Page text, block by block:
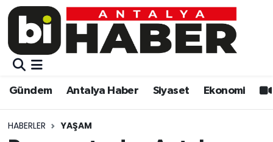
Gündem Antalya Haber Siyaset Ekonomi
HABERLER YAŞAM
Gündem
Siyaset
Gündem
Siyaset
Muratpaşa Nöbetçi Eczaneler
Muratpaşa Trafik Yoğunluk Haritası